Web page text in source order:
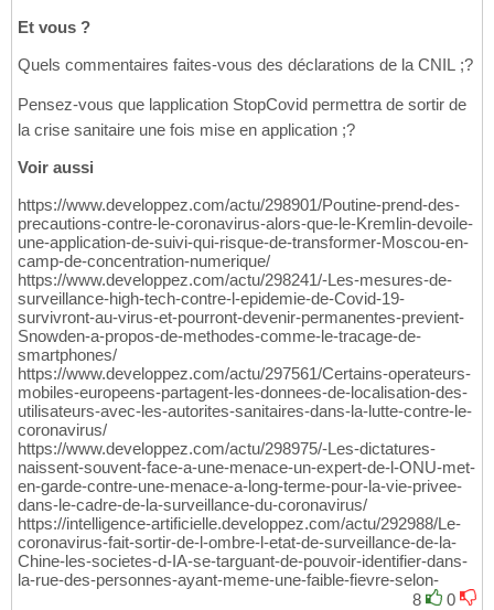
Et vous ?
Quels commentaires faites-vous des déclarations de la CNIL ;?
Pensez-vous que lapplication StopCovid permettra de sortir de
la crise sanitaire une fois mise en application ;?
Voir aussi
https://www.developpez.com/actu/298901/Poutine-prend-des-
precautions-contre-le-coronavirus-alors-que-le-Kremlin-devoile-
une-application-de-suivi-qui-risque-de-transformer-Moscou-en-
camp-de-concentration-numerique/
https://www.developpez.com/actu/298241/-Les-mesures-de-
surveillance-high-tech-contre-l-epidemie-de-Covid-19-
survivront-au-virus-et-pourront-devenir-permanentes-previent-
Snowden-a-propos-de-methodes-comme-le-tracage-de-
smartphones/
https://www.developpez.com/actu/297561/Certains-operateurs-
mobiles-europeens-partagent-les-donnees-de-localisation-des-
utilisateurs-avec-les-autorites-sanitaires-dans-la-lutte-contre-le-
coronavirus/
https://www.developpez.com/actu/298975/-Les-dictatures-
naissent-souvent-face-a-une-menace-un-expert-de-l-ONU-met-
en-garde-contre-une-menace-a-long-terme-pour-la-vie-privee-
dans-le-cadre-de-la-surveillance-du-coronavirus/
https://intelligence-artificielle.developpez.com/actu/292988/Le-
coronavirus-fait-sortir-de-l-ombre-l-etat-de-surveillance-de-la-
Chine-les-societes-d-IA-se-targuant-de-pouvoir-identifier-dans-
la-rue-des-personnes-ayant-meme-une-faible-fievre-selon-
8
0